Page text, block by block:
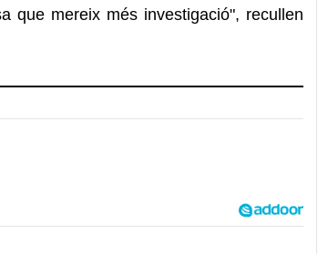
que mereix més investigació", recullen